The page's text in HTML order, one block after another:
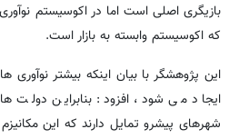
بازیگری اصلی است اما در اکوسیستم
که اکوسیستم وابسته به بازار است.
این پژوهشگر با بیان اینکه بیشتر نوآوری
ایجاد می شود، افزود: بنابراین
شهرهای پیشرو تمایل دارند که این